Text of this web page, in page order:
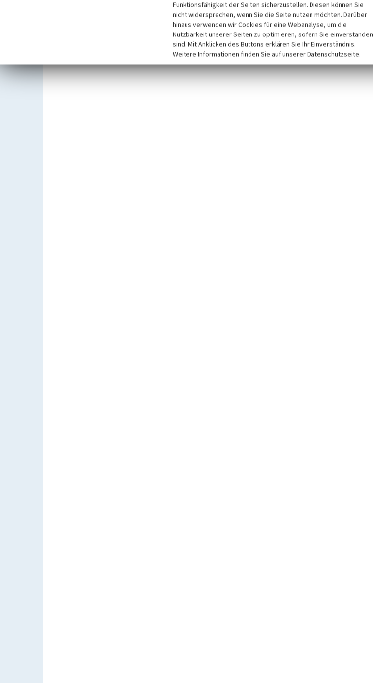
Funktionsfähigkeit der Seiten sicherzustellen. Diesen können Sie
nicht widersprechen, wenn Sie die Seite nutzen möchten. Darüber
hinaus verwenden wir Cookies für eine Webanalyse, um die
Nutzbarkeit unserer Seiten zu optimieren, sofern Sie einverstanden
sind. Mit Anklicken des Buttons erklären Sie Ihr Einverständnis.
Weitere Informationen finden Sie auf unserer Datenschutzseite.